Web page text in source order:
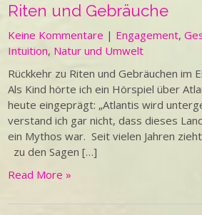
Riten und Gebräuche
Keine Kommentare | Engagement,
Intuition, Natur und Umwelt
Rückkehr zu Riten und Gebräuchen im
Als Kind hörte ich ein Hörspiel über
heute eingeprägt: „Atlantis wird
verstand ich gar nicht, dass dieses
ein Mythos war. Seit vielen Jahren
zu den Sagen […]
Read More »